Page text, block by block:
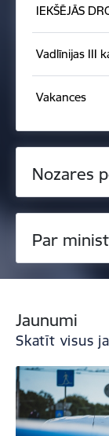
IEKŠĒJĀS
Vadlīnijas III
Vakances
Nozares
Par
Jaunumi
Skatīt visus